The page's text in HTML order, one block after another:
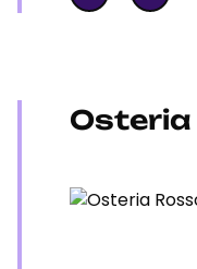
Osteria